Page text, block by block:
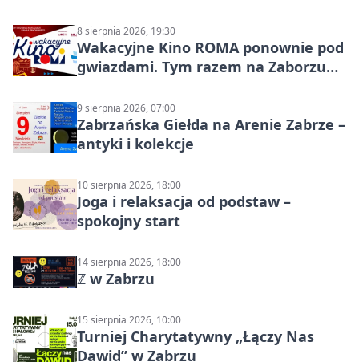
8 sierpnia 2026, 19:30
Wakacyjne Kino ROMA ponownie pod
gwiazdami. Tym razem na Zaborzu
9 sierpnia 2026, 07:00
Zabrzańska Giełda na Arenie Zabrze –
antyki i kolekcje
10 sierpnia 2026, 18:00
Joga i relaksacja od podstaw –
spokojny start
14 sierpnia 2026, 18:00
ℤ w Zabrzu
15 sierpnia 2026, 10:00
Turniej Charytatywny „Łączy Nas
Dawid” w Zabrzu